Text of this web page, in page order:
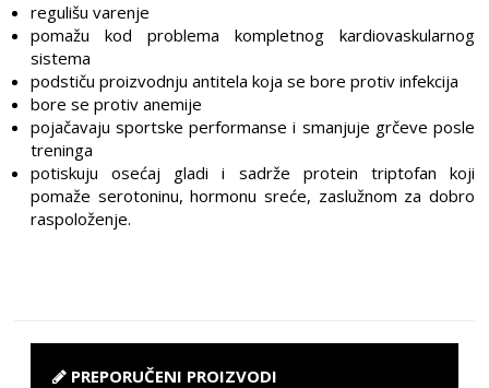
regulišu varenje
pomažu kod problema kompletnog kardiovaskularnog
sistema
podstiču proizvodnju antitela koja se bore protiv infekcija
bore se protiv anemije
pojačavaju sportske performanse i smanjuje grčeve posle
treninga
potiskuju osećaj gladi i sadrže protein triptofan koji
pomaže serotoninu, hormonu sreće, zaslužnom za dobro
raspoloženje.
PREPORUČENI PROIZVODI